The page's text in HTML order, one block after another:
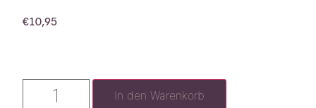
€10,95
In den Warenkorb